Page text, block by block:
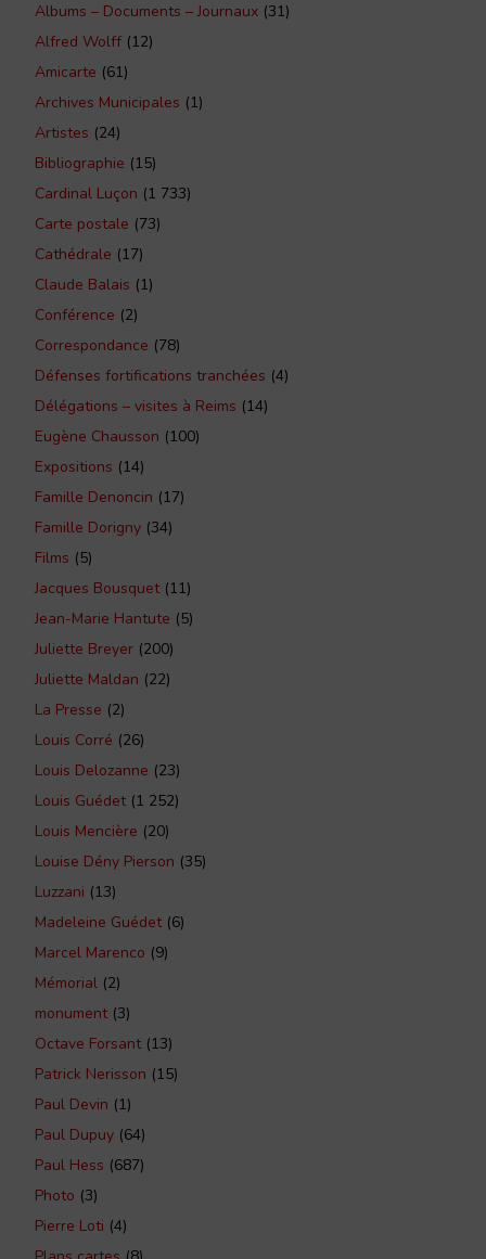
Albums – Documents – Journaux (31)
Alfred Wolff (12)
Amicarte (61)
Archives Municipales (1)
Artistes (24)
Bibliographie (15)
Cardinal Luçon (1 733)
Carte postale (73)
Cathédrale (17)
Claude Balais (1)
Conférence (2)
Correspondance (78)
Défenses fortifications tranchées (4)
Délégations – visites à Reims (14)
Eugène Chausson (100)
Expositions (14)
Famille Denoncin (17)
Famille Dorigny (34)
Films (5)
Jacques Bousquet(11)
Jean-Marie Hantute (5)
Juliette Breyer (200)
Juliette Maldan (22)
La Presse (2)
Louis Corré (26)
Louis Delozanne (23)
Louis Guédet(1 252)
Louis Mencière (20)
Louise Dény Pierson (35)
Luzzani (13)
Madeleine Guédet(6)
Marcel Marenco (9)
Mémorial (2)
monument(3)
Octave Forsant(13)
Patrick Nerisson (15)
Paul Devin (1)
Paul Dupuy (64)
Paul Hess (687)
Photo (3)
Pierre Loti (4)